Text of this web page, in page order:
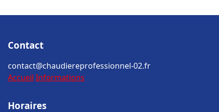
Contact
contact@chaudiereprofessionnel-02.fr
Accueil Informations
Horaires